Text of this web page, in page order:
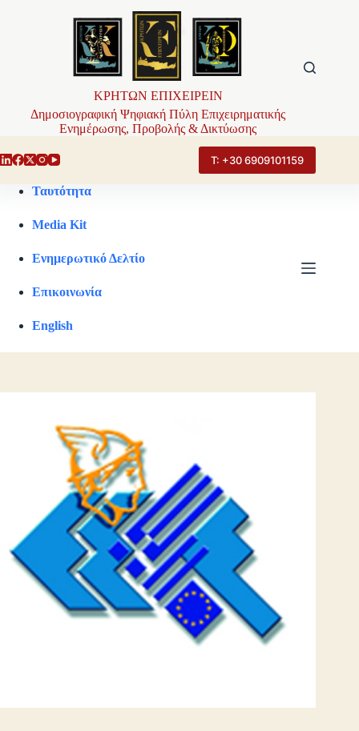
ΚΡΗΤΩΝ ΕΠΙΧΕΙΡΕΙΝ
Δημοσιογραφική Ψηφιακή Πύλη Επιχειρηματικής
Ενημέρωσης, Προβολής & Δικτύωσης
Τ: +30 6909101159
Ταυτότητα
Media Kit
Ενημερωτικό Δελτίο
Επικοινωνία
English